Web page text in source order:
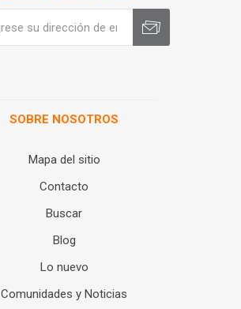
SOBRE NOSOTROS
Mapa del sitio
Contacto
Buscar
Blog
Lo nuevo
Comunidades y Noticias